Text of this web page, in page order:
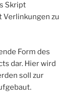
Skript
zu
Form des
dar. Hier wird
soll zur